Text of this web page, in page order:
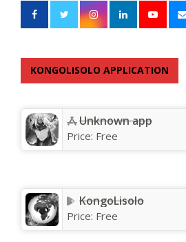
KONGOLISOLO APPLICATION
Unknown app
Price: Free
KongoLisolo
Price: Free